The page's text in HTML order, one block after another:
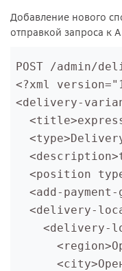
Добавление нового
отправкой запроса к
POST /admin/
<?xml
<delivery-
<position
<add-
<delivery-
<delivery-
      <region>